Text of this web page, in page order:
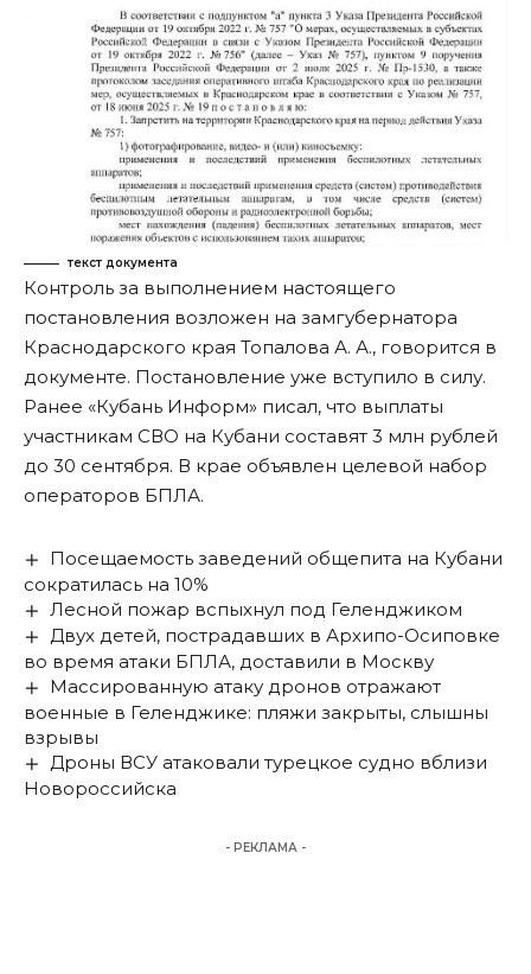
текст документа
Контроль за выполнением настоящего
постановления возложен на замгубернатора
Краснодарского края Топалова А. А., говорится в
документе. Постановление уже вступило в силу.
Ранее «Кубань Информ» писал, что выплаты
участникам СВО на Кубани составят 3 млн рублей
до 30 сентября. В крае объявлен целевой набор
операторов БПЛА.
Посещаемость заведений общепита на Кубани
сократилась на 10%
Лесной пожар вспыхнул под Геленджиком
Двух детей, пострадавших в Архипо-Осиповке
во время атаки БПЛА, доставили в Москву
Массированную атаку дронов отражают
военные в Геленджике: пляжи закрыты, слышны
взрывы
Дроны ВСУ атаковали турецкое судно вблизи
Новороссийска
- РЕКЛАМА -